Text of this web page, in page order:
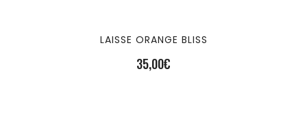
LAISSE ORANGE BLISS
35,00€